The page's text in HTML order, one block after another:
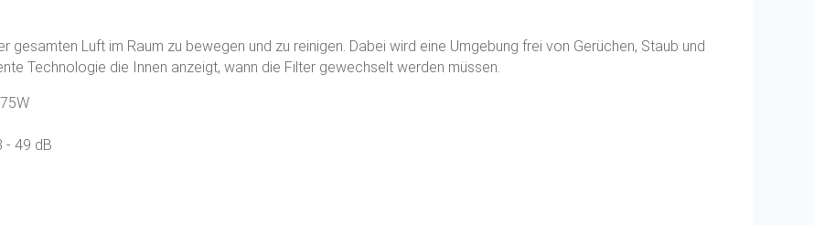
Luft im Raum zu bewegen und zu reinigen. Dabei wird eine Umgebung frei von Gerüchen, Staub und
Technologie die Innen anzeigt, wann die Filter gewechselt werden müssen.
- 49 dB